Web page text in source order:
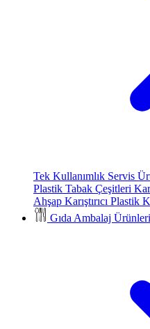
Tek Kullanımlık Servis
Plastik Tabak Çeşitleri
Ahşap Karıştırıcı Plastik
Gıda Ambalaj Ürünleri